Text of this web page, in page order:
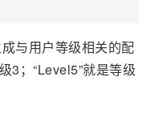
与用户等级相关的配
3；“Level5”就是等级